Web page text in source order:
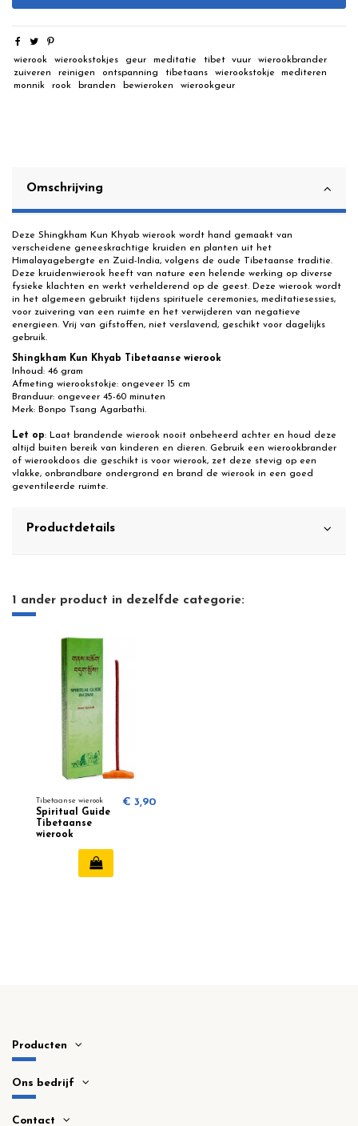
wierook wierookstokjes geur meditatie tibet vuur
wierookbrander
zuiveren
reinigen ontspanning tibetaans wierookstokje
mediteren
monnik
rook branden bewieroken wierookgeur
Omschrijving
Deze Shingkham Kun Khyab wierook wordt hand gemaakt van
verscheidene geneeskrachtige kruiden en planten uit het
Himalayagebergte en Zuid-India, volgens de oude Tibetaanse traditie.
Deze kruidenwierook heeft van nature een helende werking op diverse
fysieke klachten en werkt verhelderend op de geest. Deze wierook wordt
in het algemeen gebruikt tijdens spirituele ceremonies, meditatiesessies,
voor zuivering van een ruimte en het verwijderen van negatieve
energieen. Vrij van gifstoffen, niet verslavend, geschikt voor dagelijks
gebruik.
Shingkham Kun Khyab Tibetaanse wierook
Inhoud: 46 gram
Afmeting wierookstokje: ongeveer 15 cm
Branduur: ongeveer 45-60 minuten
Merk: Bonpo Tsang Agarbathi.
Let op: Laat brandende wierook nooit onbeheerd achter en houd deze
altijd buiten bereik van kinderen en dieren. Gebruik een wierookbrander
of wierookdoos die geschikt is voor wierook, zet deze stevig op een
vlakke, onbrandbare ondergrond en brand de wierook in een goed
geventileerde ruimte.
Productdetails
1 ander product in dezelfde categorie:
Tibetaanse wierook
Spiritual Guide
Tibetaanse
wierook
€ 3,90
Producten
Ons bedrijf
Contact